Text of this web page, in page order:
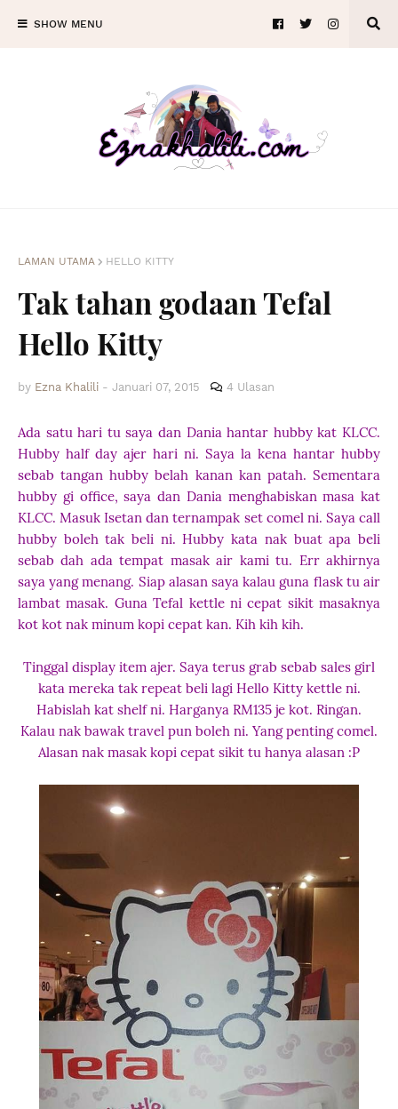
SHOW MENU
LAMAN UTAMA HELLO KITTY
Tak tahan godaan Tefal
Hello Kitty
by Ezna Khalili - Januari 07, 2015 4 Ulasan
Ada satu hari tu saya dan Dania hantar hubby kat KLCC.
Hubby half day ajer hari ni. Saya la kena hantar hubby
sebab tangan hubby belah kanan kan patah. Sementara
hubby gi office, saya dan Dania menghabiskan masa kat
KLCC. Masuk Isetan dan ternampak set comel ni. Saya call
hubby boleh tak beli ni. Hubby kata nak buat apa beli
sebab dah ada tempat masak air kami tu. Err akhirnya
saya yang menang. Siap alasan saya kalau guna flask tu air
lambat masak. Guna Tefal kettle ni cepat sikit masaknya
kot kot nak minum kopi cepat kan. Kih kih kih.
Tinggal display item ajer. Saya terus grab sebab sales girl
kata mereka tak repeat beli lagi Hello Kitty kettle ni.
Habislah kat shelf ni. Harganya RM135 je kot. Ringan.
Kalau nak bawak travel pun boleh ni. Yang penting comel.
Alasan nak masak kopi cepat sikit tu hanya alasan :P